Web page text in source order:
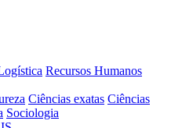
Recursos Humanos
Ciências exatas Ciências
Sociologia